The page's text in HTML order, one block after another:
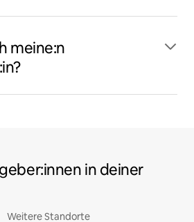
meine:n
in deiner
Weitere Standorte